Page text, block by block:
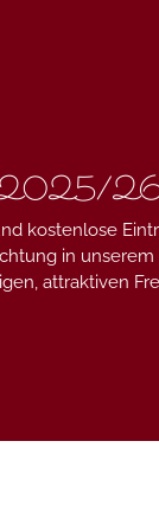
2025/
kostenlose
in
attraktiven